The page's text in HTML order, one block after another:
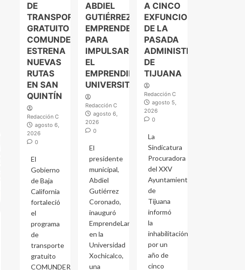
DE
TRANSPORTE
GRATUITO
COMUNDER
ESTRENA
NUEVAS
RUTAS
EN SAN
QUINTÍN
Redacción C
agosto 6,
2026
0
El
Gobierno
de Baja
California
fortaleció
el
programa
de
transporte
gratuito
COMUNDER
ABDIEL
GUTIÉRREZ
EMPRENDELAND
PARA
IMPULSAR
EL
EMPRENDIMIENTO
UNIVERSITARIO
Redacción C
agosto 6,
2026
0
El
presidente
municipal,
Abdiel
Gutiérrez
Coronado,
inauguró
EmprendeLand
en la
Universidad
Xochicalco,
una
A CINCO
EXFUNCIONARIOS
DE LA
PASADA
ADMINISTRACIÓN
DE
TIJUANA
Redacción C
agosto 5,
2026
0
La
Sindicatura
Procuradora
del XXV
Ayuntamiento
de
Tijuana
informó
la
inhabilitación
por un
año de
cinco